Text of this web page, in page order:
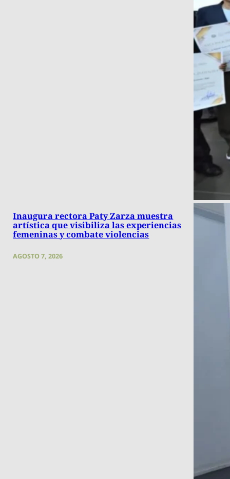
Inaugura rectora Paty Zarza muestra
artística que visibiliza las experiencias
femeninas y combate violencias
AGOSTO 7, 2026